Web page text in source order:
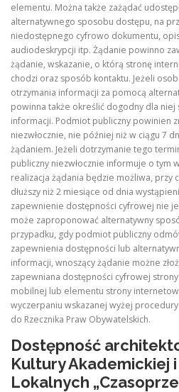
elementu. Można także zażądać
alternatywnego sposobu dostępu, na
niedostępnego cyfrowo dokumentu,
audiodeskrypcji itp. Żądanie powinno
żądanie, wskazanie, o którą stronę
chodzi oraz sposób kontaktu. Jeżeli
otrzymania informacji za pomocą
powinna także określić dogodny dla
informacji. Podmiot publiczny powinien
niezwłocznie, nie później niż w ciągu 7
żądaniem. Jeżeli dotrzymanie tego
publiczny niezwłocznie informuje o tym
realizacja żądania będzie możliwa, przy
dłuższy niż 2 miesiące od dnia
zapewnienie dostępności cyfrowej nie
może zaproponować alternatywny
przypadku, gdy podmiot publiczny
zapewnienia dostępności lub
informacji, wnoszący żądanie możne
zapewniana dostępności cyfrowej
mobilnej lub elementu strony
wyczerpaniu wskazanej wyżej
do Rzecznika Praw Obywatelskich.
Dostępność
Kultury Akademickiej
Lokalnych